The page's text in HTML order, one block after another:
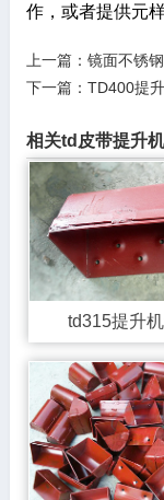
作，或者提供元
上一篇： 镜面不锈
下一篇： TD400提
相关td皮带提升
td315提升